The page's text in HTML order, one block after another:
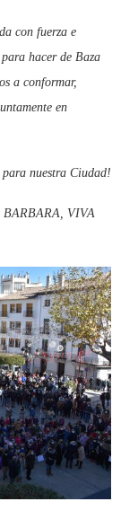
con fuerza e
hacer de Baza
a conformar,
en
nuestra Ciudad!
BARBARA, VIVA